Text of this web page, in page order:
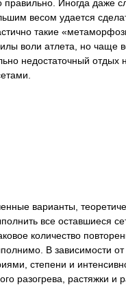
Иногда даже
весом удается
такие
воли атлета, но чаще
недостаточный
варианты,
все оставшиеся
количество
В зависимости
степени и
разогрева, растяжки и